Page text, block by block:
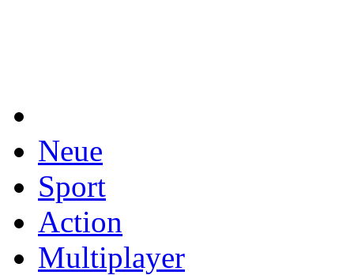
Neue
Sport
Action
Multiplayer